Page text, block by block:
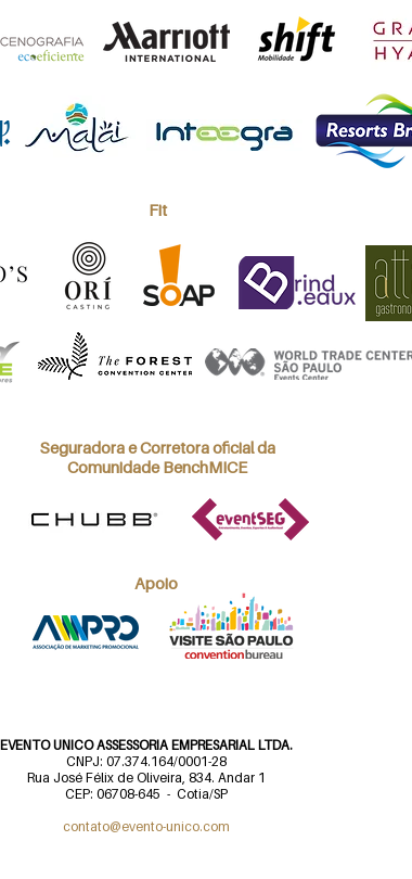
Fit
Seguradora e Corretora oficial da
Comunidade BenchMICE
Apoio
EVENTO UNICO ASSESSORIA EMPRESARIAL LTDA.
CNPJ: 07.374.164/0001-28
Rua José Félix de Oliveira, 834. Andar 1
CEP: 06708-645 - Cotia/SP
contato@evento-unico.com